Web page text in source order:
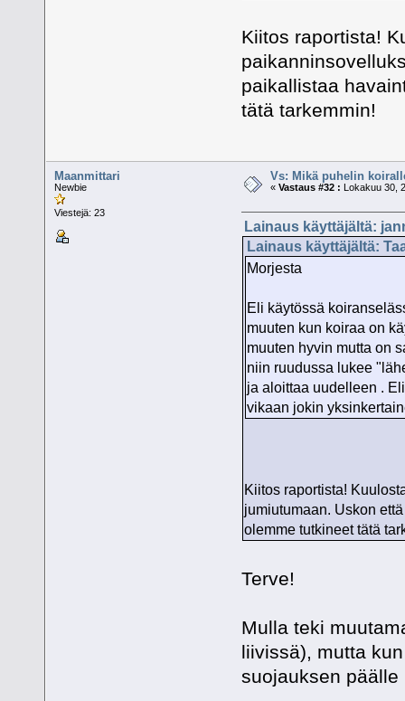
Kiitos raportista!
paikallistaa
tätä tarkemmin!
Maanmittari
Newbie
Viestejä: 23
Vs: Mikä puhelin
«Vastaus #32 : Lokakuu 30,
Lainaus käyttäjältä:
Lainaus käyttäjältä:
Morjesta
Eli käytössä
muuten kun koiraa on
muuten hyvin mutta on
niin ruudussa lukee
ja aloittaa uudelleen .
vikaan jokin
Kiitos raportista!
jumiutumaan. Uskon
olemme tutkineet tätä
Terve!
Mulla teki
liivissä), mutta
suojauksen